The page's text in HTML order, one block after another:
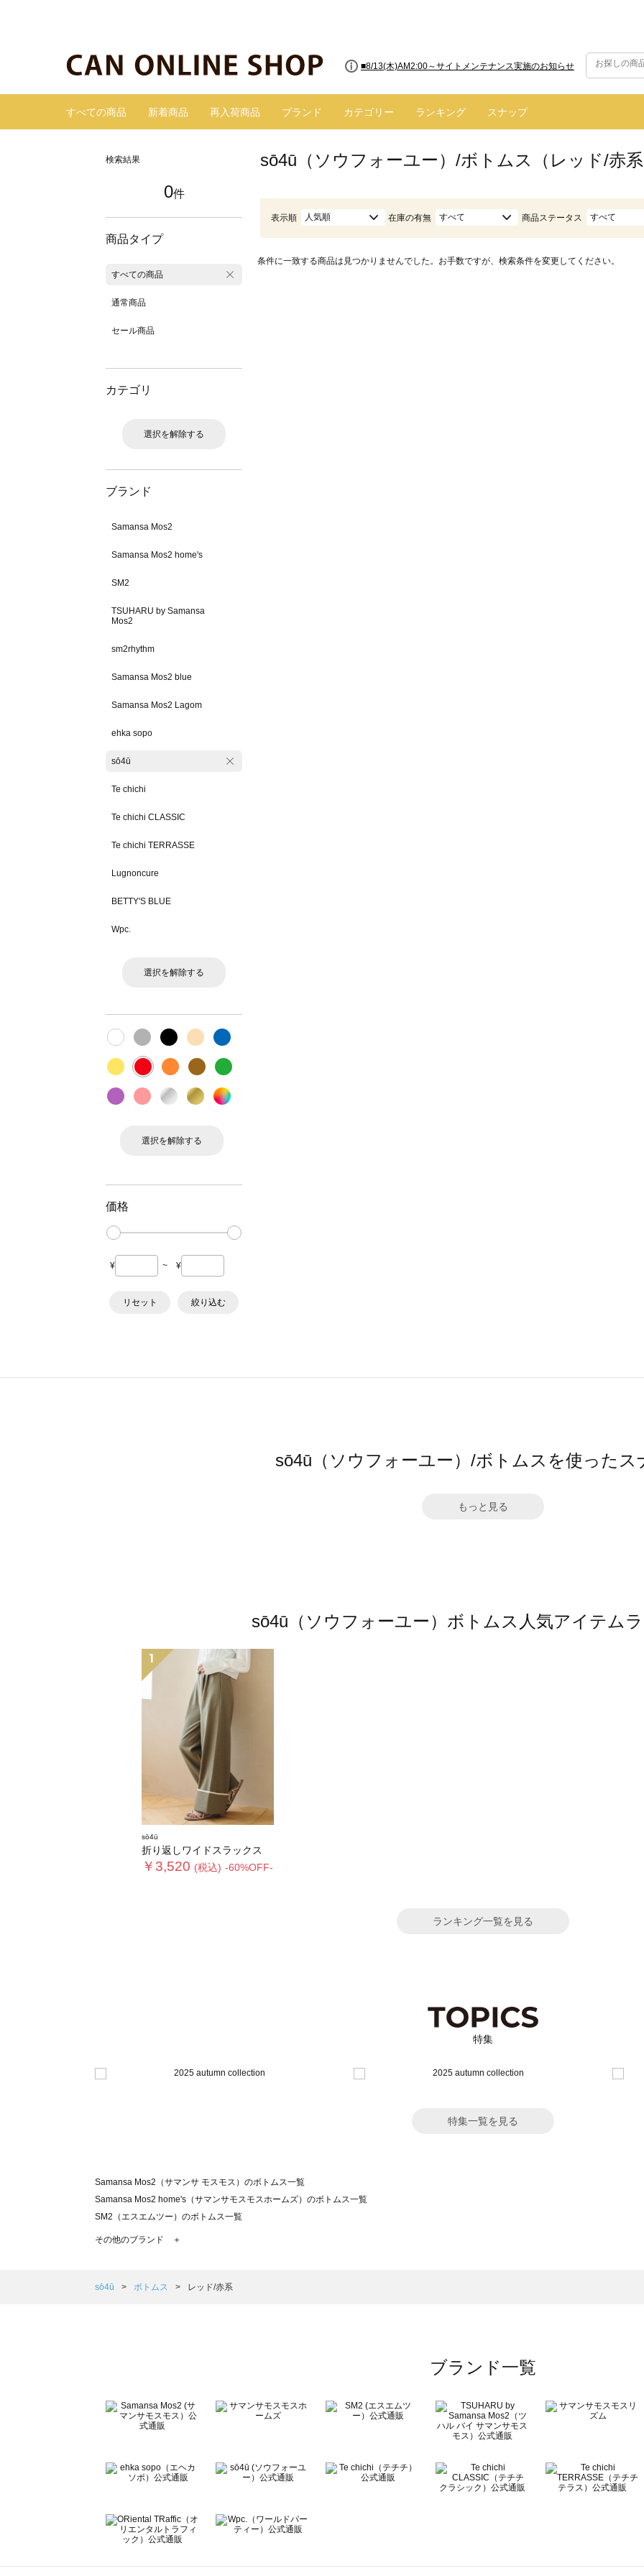
■8/13(木)AM2:00～サイトメンテナンス実施のお知らせ
すべての商品 新着商品 再入荷商品 ブランド カテゴリー ランキング スナップ
検索結果
0件
商品タイプ
すべての商品
通常商品
セール商品
カテゴリ
選択を解除する
ブランド
Samansa Mos2
Samansa Mos2 home's
SM2
TSUHARU by Samansa
Mos2
sm2rhythm
Samansa Mos2 blue
Samansa Mos2 Lagom
ehka sopo
sō4ū
Te chichi
Te chichi CLASSIC
Te chichi TERRASSE
Lugnoncure
BETTY'S BLUE
Wpc.
選択を解除する
選択を解除する
価格
¥ ~ ¥
リセット 絞り込む
sō4ū（ソウフォーユー）/ボトムス（レッド/赤
表示順 人気順 在庫の有無 すべて 商品ステータス すべて
条件に一致する商品は見つかりませんでした。お手数ですが、検索条件を変更してください。
sō4ū（ソウフォーユー）/ボトムスを使ったス
もっと見る
sō4ū（ソウフォーユー）ボトムス人気アイテム
1
sō4ū
折り返しワイドスラックス
￥3,520 (税込) -60%OFF-
ランキング一覧を見る
特集
特集一覧を見る
Samansa Mos2（サマンサ モスモス）のボトムス一覧
Samansa Mos2 home's（サマンサモスモスホームズ）のボトムス一覧
SM2（エスエムツー）のボトムス一覧
TSUHARU by Samansa Mos2（ツハルバイサマンサモスモス）のボトムス一覧
Samansa Mos2 Lagom（サマンサモスモス ラーゴム）のボトムス一覧
BETTY'S BLUE（べティーズブルー）のボトムス一覧
Wpc.（ワールドパーティー）のボトムス一覧
その他のブランド ＋
sō4ū ボトムス レッド/赤系
ブランド一覧